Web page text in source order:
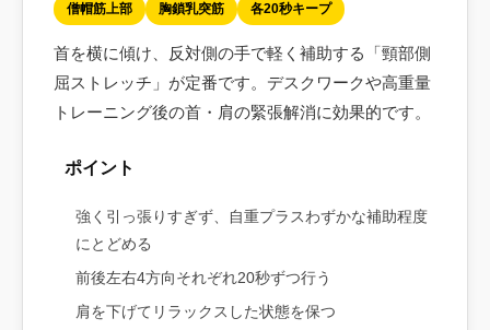
僧帽筋上部 胸鎖乳突筋 各20秒キープ
首を横に傾け、反対側の手で軽く補助する「頸部側
屈ストレッチ」が定番です。デスクワークや高重量
トレーニング後の首・肩の緊張解消に効果的です。
ポイント
強く引っ張りすぎず、自重プラスわずかな補助程度
にとどめる
前後左右4方向それぞれ20秒ずつ行う
肩を下げてリラックスした状態を保つ